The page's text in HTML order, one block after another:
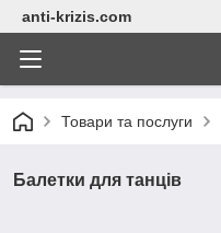
anti-krizis.com
Товари та послуги
Балетки для танців